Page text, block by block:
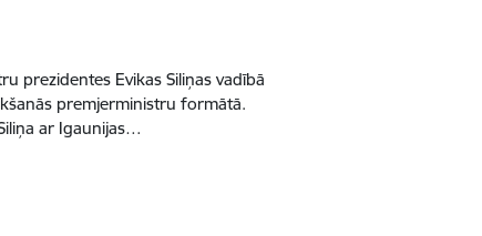
prezidentes Evikas Siliņas vadībā
premjerministru formātā.
ar Igaunijas…